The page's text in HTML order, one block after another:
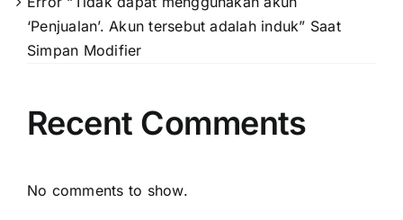
‘Penjualan’. Akun tersebut adalah induk” Saat
Simpan Modifier
Recent Comments
No comments to show.